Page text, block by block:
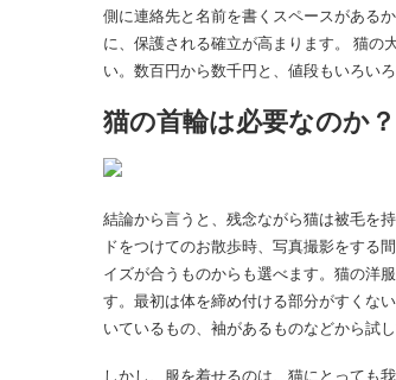
側に連絡先と名前を書くスペースがある
に、保護される確立が高まります。 猫の
い。数百円から数千円と、値段もいろい
猫の首輪は必要なのか？
結論から言うと、残念ながら猫は被毛を
ドをつけてのお散歩時、写真撮影をする
イズが合うものからも選べます。猫の洋
す。最初は体を締め付ける部分がすくな
いているもの、袖があるものなどから試
しかし、服を着せるのは、猫にとっても